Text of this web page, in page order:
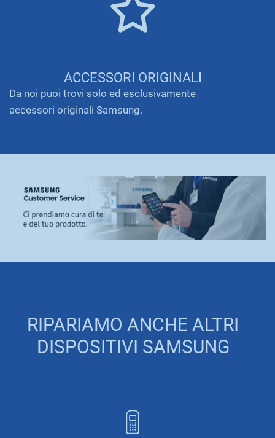
ACCESSORI ORIGINALI
Da noi puoi trovi solo ed esclusivamente
accessori originali Samsung.
RIPARIAMO ANCHE ALTRI
DISPOSITIVI SAMSUNG